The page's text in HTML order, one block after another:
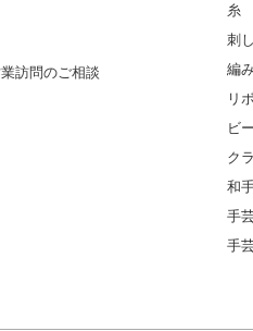
訪問のご相談
糸
刺
編
リ
ビ
ク
和
手
手